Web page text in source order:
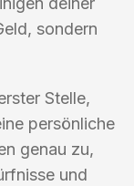
sondern
Stelle,
persönliche
genau zu,
und